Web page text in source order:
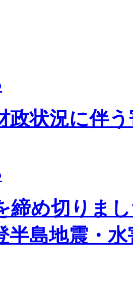
政状況に伴
締め切りま
地震・水